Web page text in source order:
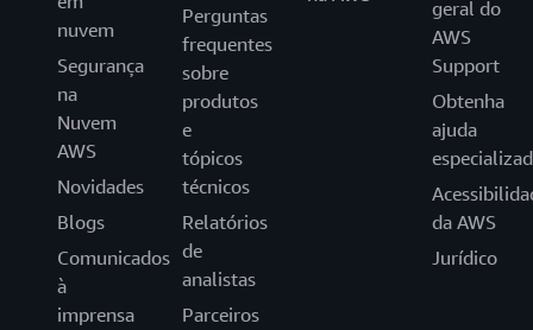
nuvem
Segurança
na
Nuvem
AWS
Novidades
Blogs
Comunicados
à
imprensa
Perguntas
frequentes
sobre
produtos
e
tópicos
técnicos
Relatórios
de
analistas
Parceiros
geral do
AWS
Support
Obtenha
ajuda
da AWS
Jurídico